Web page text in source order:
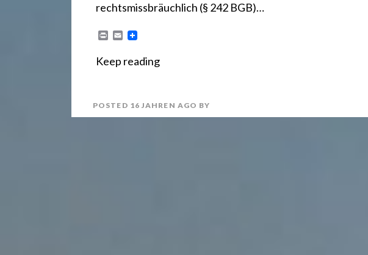
rechtsmissbräuchlich (§ 242 BGB)…
n
E
i
Keep reading
POSTED 16 JAHREN AGO BY